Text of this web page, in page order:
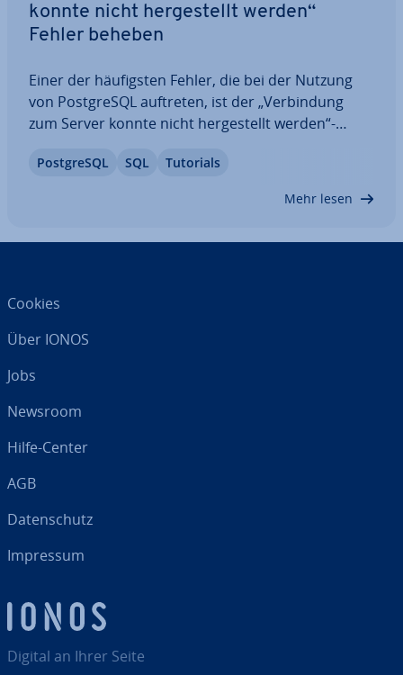
konnte nicht her­ge­stellt werden“
Fehler beheben
Einer der häu­figs­ten Fehler, die bei der Nutzung
von Post­greS­QL auftreten, ist der „Ver­bin­dung
zum Server konnte nicht her­ge­stellt werden“-
fe zu beheben. Wir zeigen Ihnen in diesem Artikel,
Post­greS­QL SQL Tutorials
Mehr lesen
Digital an Ihrer Seite
Cookies
Über IONOS
Jobs
Newsroom
Hilfe-Center
AGB
Da­ten­schutz
Impressum